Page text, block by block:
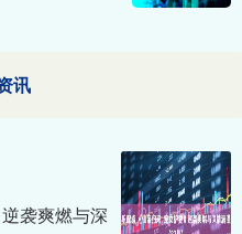
讯
袭爽燃与深